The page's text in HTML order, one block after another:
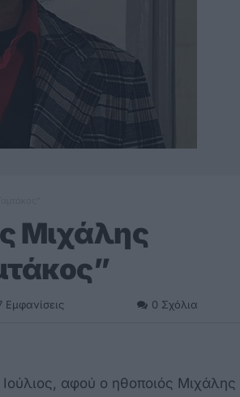
Μιχάλης
Εμφανίσεις 0 Σχόλια
αφού ο ηθοποιός Μιχάλης